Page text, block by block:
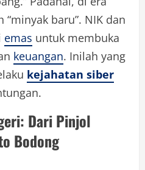
baru”. NIK dan
emas untuk membuka
keuangan. Inilah yang
kejahatan siber
Dari Pinjol
Bodong